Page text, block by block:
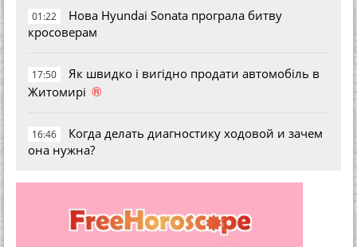
01:22
Нова Hyundai Sonata програла битву
кросоверам
17:50
Як швидко і вигідно продати автомобіль в
Житомирі ®
16:46
Когда делать диагностику ходовой и зачем
она нужна?